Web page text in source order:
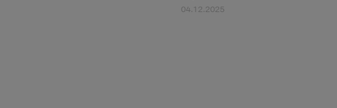
04.12.2025